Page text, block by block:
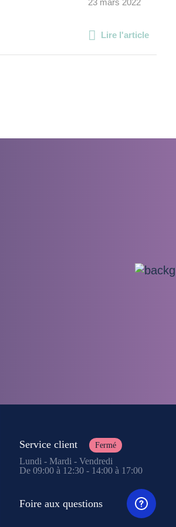
23 mars 2022
Lire l'article
Service client Fermé
Lundi - Mardi - Vendredi
De 09:00 à 12:30 - 14:00 à 17:00
Foire aux questions